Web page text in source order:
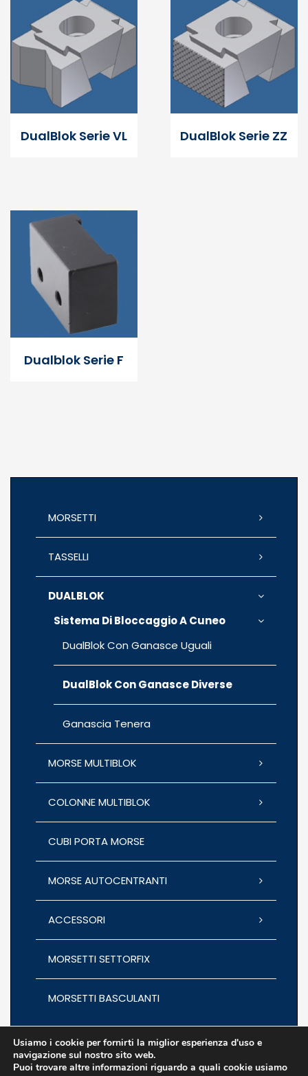
DualBlok Serie VL DualBlok Serie ZZ
Dualblok Serie F
MORSETTI
TASSELLI
DUALBLOK
Sistema Di Bloccaggio A Cuneo
DualBlok Con Ganasce Uguali
DualBlok Con Ganasce Diverse
Ganascia Tenera
MORSE MULTIBLOK
COLONNE MULTIBLOK
CUBI PORTA MORSE
MORSE AUTOCENTRANTI
ACCESSORI
MORSETTI SETTORFIX
MORSETTI BASCULANTI
Usiamo i cookie per fornirti la miglior esperienza d'uso e
navigazione sul nostro sito web.
Puoi trovare altre informazioni riguardo a quali cookie usiamo